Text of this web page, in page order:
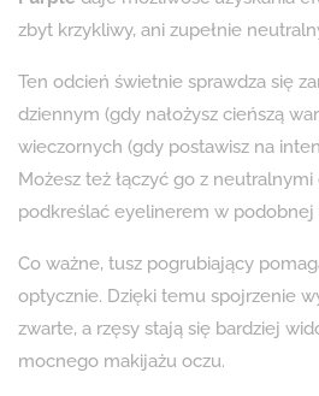
zbyt krzykliwy, ani zupełnie
Ten odcień świetnie sprawdza się
dziennym (gdy nałożysz cieńszą
wieczornych (gdy postawisz na
Możesz też łączyć go z
podkreślać eyelinerem w podobnej
Co ważne, tusz pogrubiający
optycznie. Dzięki temu spojrzenie
zwarte, a rzęsy stają się bardziej
mocnego makijażu oczu.